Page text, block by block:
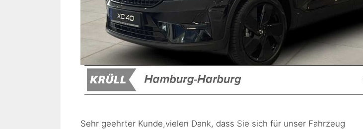
Sehr geehrter Kunde,vielen Dank, dass Sie sich für unser Fahrzeug